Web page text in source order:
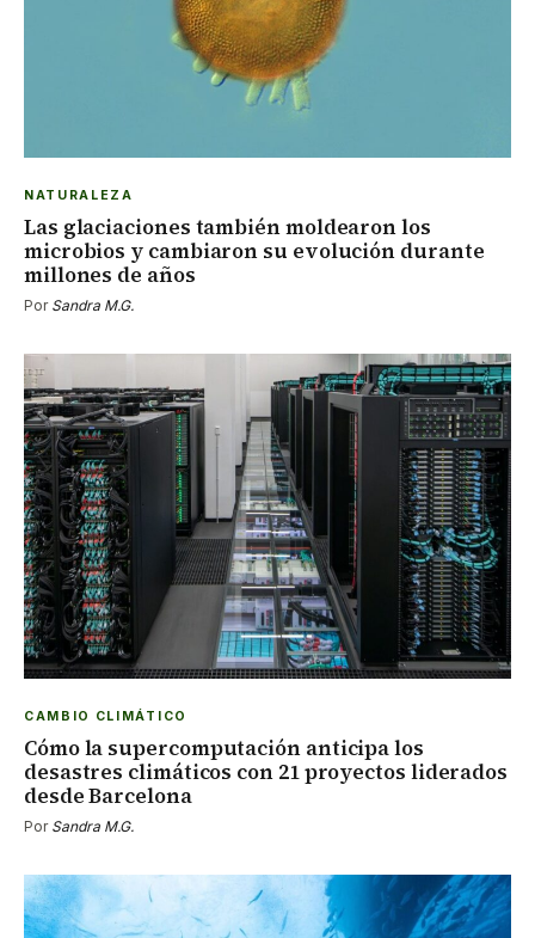
NATURALEZA
Las glaciaciones también moldearon los
microbios y cambiaron su evolución durante
millones de años
Por Sandra M.G.
CAMBIO CLIMÁTICO
Cómo la supercomputación anticipa los
desastres climáticos con 21 proyectos liderados
desde Barcelona
Por Sandra M.G.